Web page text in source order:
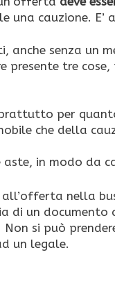
cauzione. E’
anche senza un
tre
per
che della
in modo da
all’offerta nella
di un documento
Non si può
un legale.